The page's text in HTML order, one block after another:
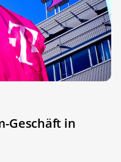
Geschäft in